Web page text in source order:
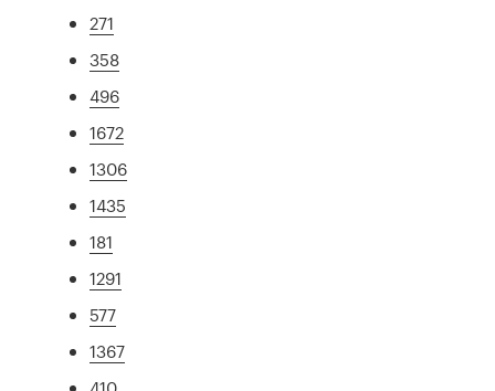
271
358
496
1672
1306
1435
181
1291
577
1367